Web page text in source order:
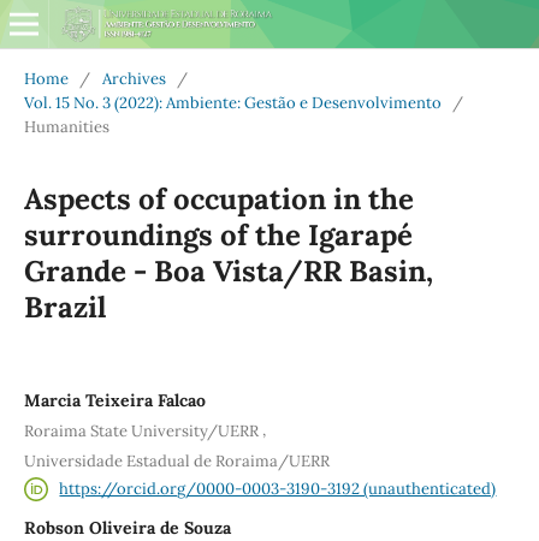
Home / Archives
/
Vol. 15 No. 3 (2022): Ambiente: Gestão e Desenvolvimento
/
Humanities
Aspects of occupation in the
surroundings of the Igarapé
Grande - Boa Vista/RR Basin,
Brazil
Marcia Teixeira Falcao
Roraima State University/UERR,
Universidade Estadual de Roraima/UERR
https://orcid.org/0000-0003-3190-3192 (unauthenticated)
Robson Oliveira de Souza